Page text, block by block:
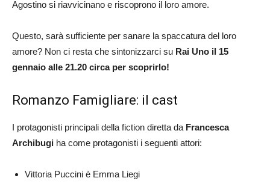
Agostino si riavvicinano e riscoprono il loro amore.
Questo, sarà sufficiente per sanare la spaccatura del loro
amore? Non ci resta che sintonizzarci su Rai Uno il 15
gennaio alle 21.20 circa per scoprirlo!
Romanzo Famigliare: il cast
I protagonisti principali della fiction diretta da Francesca
Archibugi ha come protagonisti i seguenti attori:
Vittoria Puccini è Emma Liegi